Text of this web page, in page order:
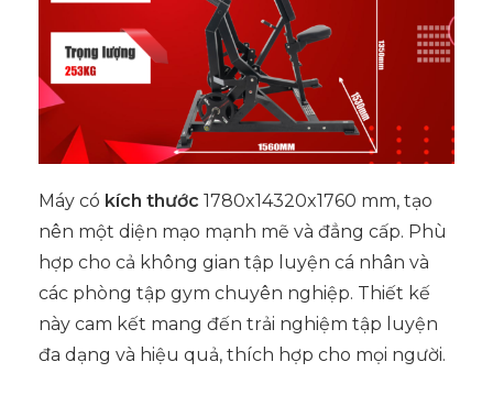
Máy có kích thước 1780x14320x1760 mm, tạo
nên một diện mạo mạnh mẽ và đẳng cấp. Phù
hợp cho cả không gian tập luyện cá nhân và
các phòng tập gym chuyên nghiệp. Thiết kế
này cam kết mang đến trải nghiệm tập luyện
đa dạng và hiệu quả, thích hợp cho mọi người.